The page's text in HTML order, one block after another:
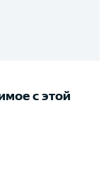
с этой